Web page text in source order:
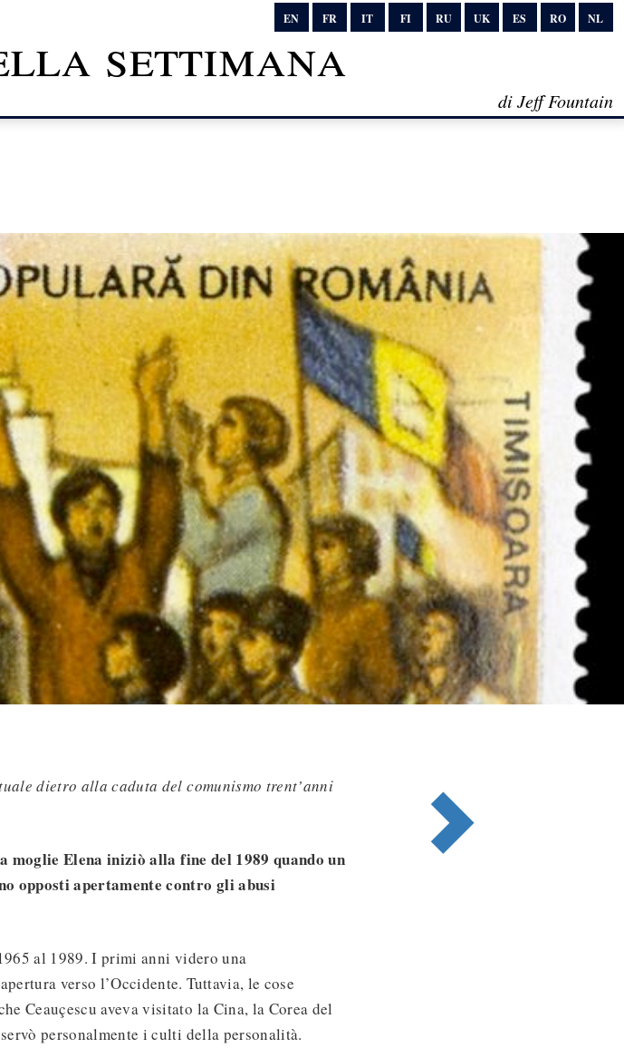
EN FR IT FI RU UK ES RO NL
settimana
di Jeff Fountain
dietro alla caduta del comunismo trent’anni
moglie Elena iniziò alla fine del 1989 quando un
opposti apertamente contro gli abusi
al 1989. I primi anni videro una
verso l’Occidente. Tuttavia, le cose
Ceauçescu aveva visitato la Cina, la Corea del
personalmente i culti della personalità.